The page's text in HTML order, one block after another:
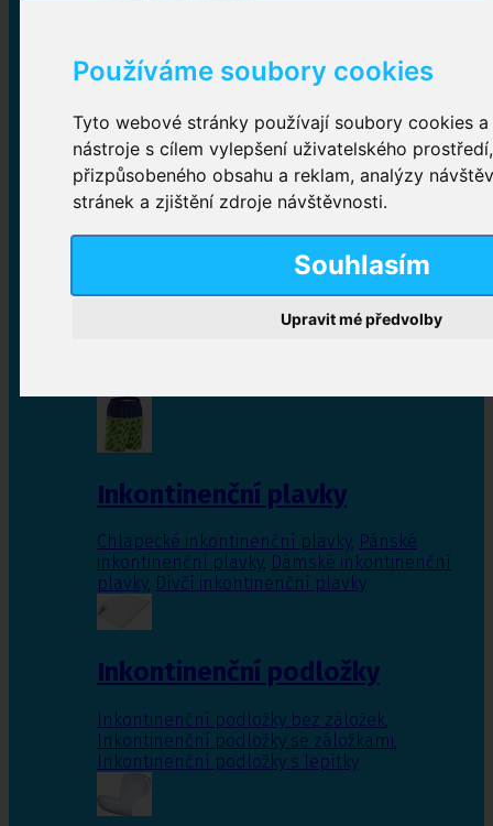
Používáme soubory cookies
Tyto webové stránky používají soubory cookies
nástroje s cílem vylepšení uživatelského
přizpůsobeného obsahu a reklam, analýzy
stránek a zjištění zdroje návštěvnosti.
Souhlasím
Upravit mé předvolby
Inkontinenční kalhotky
Plenkové kalhotky navlékací,Plenkové kalhotky
zalepovací,Inkontinenční kalhotky dámské
Inkontinenční vložky
Inkontinenční plavky
Chlapecké inkontinenční plavky, Pánské
inkontinenční plavky, Dámské inkontinenční
plavky, Dívčí inkontinenční plavky
Inkontinenční podložky
Inkontinenční podložky bez záložek,
Inkontinenční podložky se záložkami,
Inkontinenční podložky s lepítky